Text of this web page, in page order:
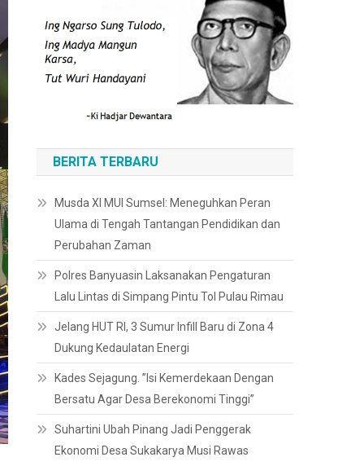
BERITA TERBARU
Musda XI MUI Sumsel: Meneguhkan Peran
Ulama di Tengah Tantangan Pendidikan dan
Perubahan Zaman
Polres Banyuasin Laksanakan Pengaturan
Lalu Lintas di Simpang Pintu Tol Pulau Rimau
Jelang HUT RI, 3 Sumur Infill Baru di Zona 4
Dukung Kedaulatan Energi
Kades Sejagung. ”Isi Kemerdekaan Dengan
Bersatu Agar Desa Berekonomi Tinggi”
Suhartini Ubah Pinang Jadi Penggerak
Ekonomi Desa Sukakarya Musi Rawas